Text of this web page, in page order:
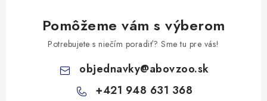
Pomôžeme vám s výberom
Potrebujete s niečím poradiť? Sme tu pre vás!
objednavky@abovzoo.sk
+421 948 631 368